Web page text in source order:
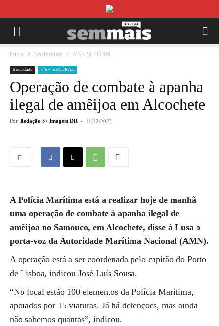
Início Sociedade // S+ SETÚBAL
Sociedade // S+ SETÚBAL
Operação de combate à apanha
ilegal de amêijoa em Alcochete
Por Redação S+ Imagem DR - 11/12/2023
A Polícia Marítima está a realizar hoje de manhã
uma operação de combate à apanha ilegal de
amêijoa no Samouco, em Alcochete, disse à Lusa o
porta-voz da Autoridade Marítima Nacional (AMN).
A operação está a ser coordenada pelo capitão do Porto
de Lisboa, indicou José Luís Sousa.
“No local estão 100 elementos da Polícia Marítima,
apoiados por 15 viaturas. Já há detenções, mas ainda
não sabemos quantas”, indicou.